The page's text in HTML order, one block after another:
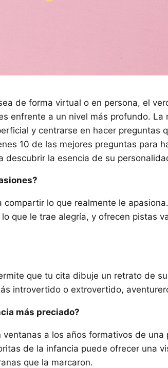
de forma virtual o en persona, el
enfrente a un nivel más profundo. La
y centrarse en hacer preguntas
10 de las mejores preguntas para
descubrir la esencia de su
lo que realmente le
que le trae alegría, y ofrecen pistas
que tu cita dibuje un retrato de
introvertido o extrovertido,
más preciado?
a los años formativos de una
de la infancia puede ofrecer una
que la marcaron.